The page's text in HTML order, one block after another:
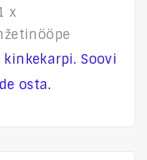
x
Soovi
osta.